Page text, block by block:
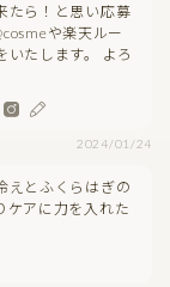
たら！と思い応募
や楽天ルー
いたします。 よろ
2024/01/24
えとふくらはぎの
ケアに力を入れた